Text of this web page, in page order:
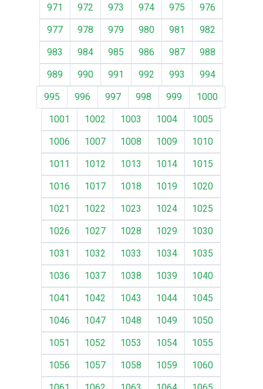
971
972 973 974 975
976
977
978 979 980 981
982
983
984 985 986 987
988
989
990 991 992 993
994
995
996 997 998 999
1000
1001
1002 1003 1004
1005
1006
1007 1008 1009
1010
1011
1012 1013 1014
1015
1016
1017 1018 1019
1020
1021
1022 1023 1024
1025
1026
1027 1028 1029
1030
1031
1032 1033 1034
1035
1036
1037 1038 1039
1040
1041
1042 1043 1044
1045
1046
1047 1048 1049
1050
1051
1052 1053 1054
1055
1056
1057 1058 1059
1060